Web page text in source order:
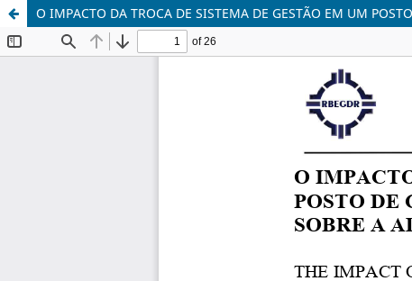
O IMPACTO DA TROCA DE SISTEMA DE GESTÃO EM UM